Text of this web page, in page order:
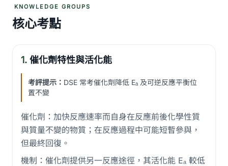
KNOWLEDGE GROUPS
核心考點
1. 催化劑特性與活化能
考評提示： DSE 常考催化劑降低 Eₐ 及可逆反應平衡位
置不變
催化劑：加快反應速率而自身在反應前後化學性質
與質量不變的物質；在反應過程中可能短暫參與，
但最終回復。
機制：催化劑提供另一反應途徑，其活化能 Eₐ 較低